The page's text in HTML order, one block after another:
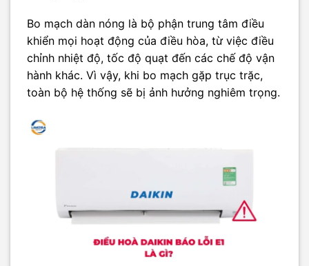
Bo mạch dàn nóng là bộ phận trung tâm điều
khiển mọi hoạt động của điều hòa, từ việc điều
chỉnh nhiệt độ, tốc độ quạt đến các chế độ vận
hành khác. Vì vậy, khi bo mạch gặp trục trặc,
toàn bộ hệ thống sẽ bị ảnh hưởng nghiêm trọng.